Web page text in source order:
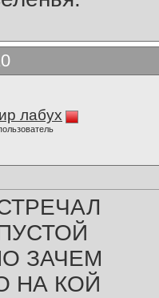
лабух
ЗАЧЕМ
НА КОЙ